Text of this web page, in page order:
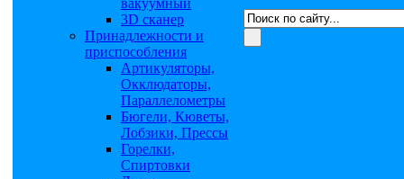
вакуумный
3D сканер
Принадлежности и
приспособления
Артикуляторы,
Окклюдаторы,
Параллелометры
Бюгели, Кюветы,
Лобзики, Прессы
Горелки,
Спиртовки